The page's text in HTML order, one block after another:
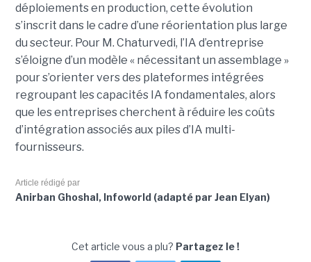
déploiements en production, cette évolution
s’inscrit dans le cadre d’une réorientation plus large
du secteur. Pour M. Chaturvedi, l’IA d’entreprise
s’éloigne d’un modèle « nécessitant un assemblage »
pour s’orienter vers des plateformes intégrées
regroupant les capacités IA fondamentales, alors
que les entreprises cherchent à réduire les coûts
d’intégration associés aux piles d’IA multi-
fournisseurs.
Article rédigé par
Anirban Ghoshal, Infoworld (adapté par Jean Elyan)
Cet article vous a plu? Partagez le !